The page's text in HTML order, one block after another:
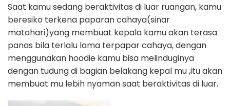
Saat kamu sedang beraktivitas di luar ruangan, kamu
beresiko terkena paparan cahaya(sinar
matahari)yang membuat kepala kamu akan terasa
panas bila terlalu lama terpapar cahaya, dengan
menggunakan hoodie kamu bisa melinduginya
dengan tudung di bagian belakang kepal mu ,itu akan
membuat mu lebih nyaman saat beraktivitas di luar.